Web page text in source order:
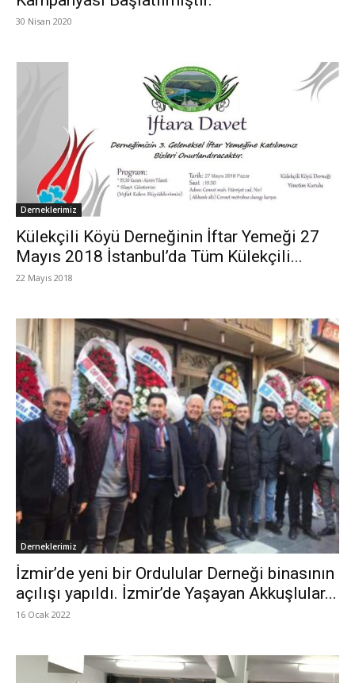
30 Nisan 2020
Derneklerimiz
Külekçili Köyü Derneğinin İftar Yemeği 27
Mayıs 2018 İstanbul’da Tüm Külekçili...
22 Mayıs 2018
Derneklerimiz
İzmir’de yeni bir Ordulular Derneği binasının
açılışı yapıldı. İzmir’de Yaşayan Akkuşlular...
16 Ocak 2022